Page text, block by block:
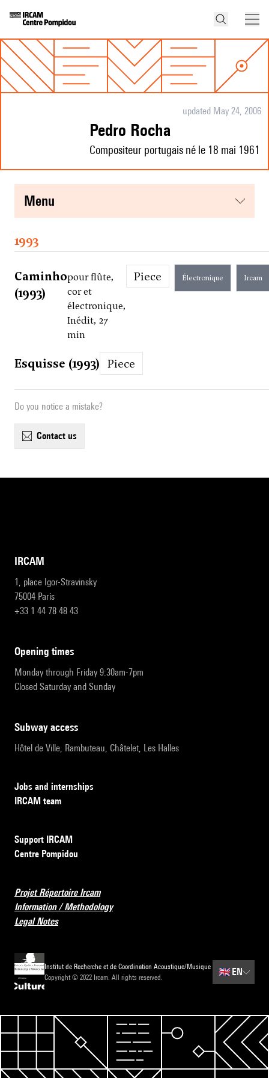
updated May 24, 2006
Pedro Rocha
Compositeur portugais né le 18 mai 1961
menu
1993
Caminho
(1993)
pour flûte,
cor et
électronique,
Inédit, 27
min
Piece Électronique Ircam
Esquisse (1993) Piece
Do you notice a mistake?
contact us
IRCAM
1, place Igor-Stravinsky
75004 Paris
+33 1 44 78 48 43
opening times
Monday through Friday 9:30am-7pm
Closed Saturday and Sunday
subway access
Hôtel de Ville, Rambuteau, Châtelet, Les Halles
Jobs and internships
IRCAM team
Support IRCAM
Centre Pompidou
Projet Répertoire Ircam
Information / Methodology
Legal Notes
Institut de Recherche et de Coordination Acoustique/Musique
Copyright © 2022 Ircam. All rights reserved.
🇬🇧 EN